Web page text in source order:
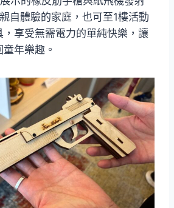
自體驗的家庭，也可至1樓活動
享受無需電力的單純快樂，讓
年樂趣。